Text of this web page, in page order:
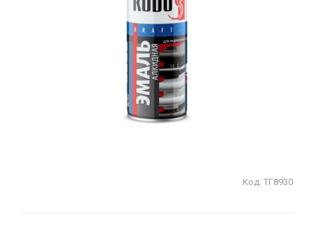
Код: ТГ8930